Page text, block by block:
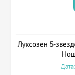
Луксозен 5-